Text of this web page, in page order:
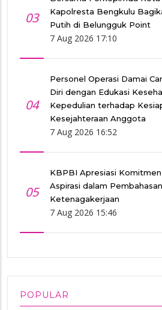
03
Kapolresta Bengkulu
Putih di Belungguk Point
7 Aug 2026 17:10
04
Personel Operasi Damai
Diri dengan Edukasi
Kepedulian terhadap
Kesejahteraan Anggota
7 Aug 2026 16:52
05
KBPBI Apresiasi
Aspirasi dalam Pembahasan
Ketenagakerjaan
7 Aug 2026 15:46
POPULAR